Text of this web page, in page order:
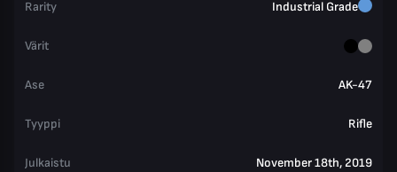
Rarity Industrial Grade
Värit
Ase AK-47
Tyyppi Rifle
Julkaistu November 18th, 2019